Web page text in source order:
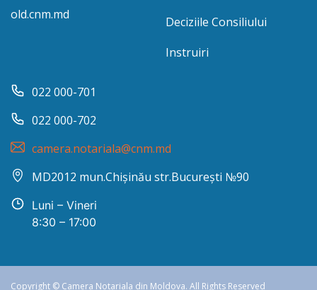
old.cnm.md
Deciziile Consiliului
Instruiri
022 000-701
022 000-702
camera.notariala@cnm.md
MD2012 mun.Chișinău str.București №90
Luni – Vineri
8:30 – 17:00
Copyright © Camera Notariala din Moldova. All Rights Reserved